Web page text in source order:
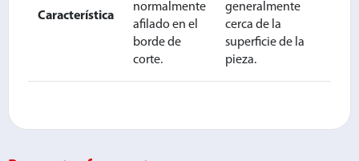
Característica
normalmente
afilado en el
borde de
corte.
generalmente
cerca de la
superficie de la
pieza.